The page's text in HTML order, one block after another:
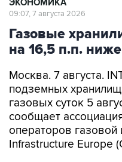
ЭКОНОМИКА
09:07, 7 августа 2026
Газовые
на 16,5 п.п.
Москва. 7 августа.
подземных
газовых суток 5
сообщает
операторов газовой
Infrastructure Europe